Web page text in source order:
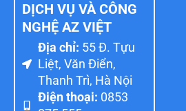
DỊCH VỤ VÀ CÔNG
NGHỆ AZ VIỆT
Địa chỉ: 55 Đ. Tựu
Liệt, Văn Điển,
Thanh Trì, Hà Nội
Điện thoại: 0853